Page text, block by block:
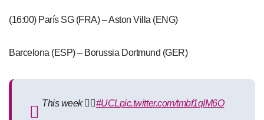
(16:00) París SG (FRA) – Aston Villa (ENG)
Barcelona (ESP) – Borussia Dortmund (GER)
This week 😮‍💨#UCLpic.twitter.com/tmbf1qIM6O